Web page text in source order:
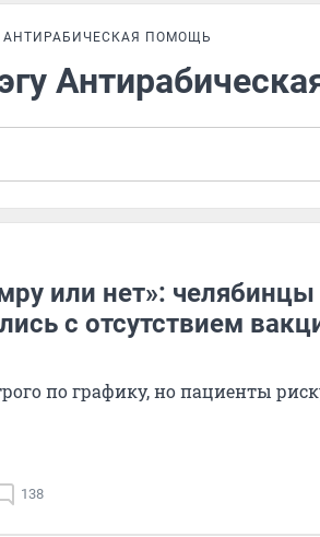
АНТИРАБИЧЕСКАЯ ПОМОЩЬ
или нет»: челябинцы
с отсутствием
по графику, но пациенты
138